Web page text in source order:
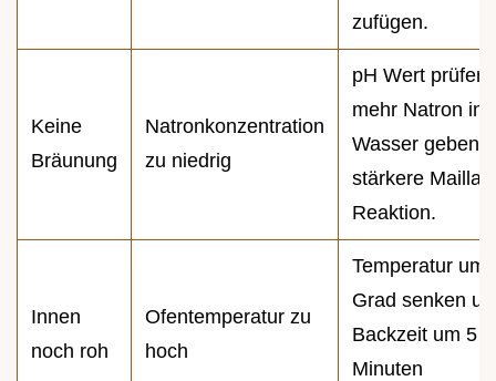
zufügen.
Keine
Bräunung
Natronkonzentration
zu niedrig
pH Wert prüfen;
mehr Natron ins
Wasser geben
stärkere
Reaktion.
Innen
noch roh
Ofentemperatur zu
hoch
Temperatur um
Grad senken
Backzeit um 5
Minuten